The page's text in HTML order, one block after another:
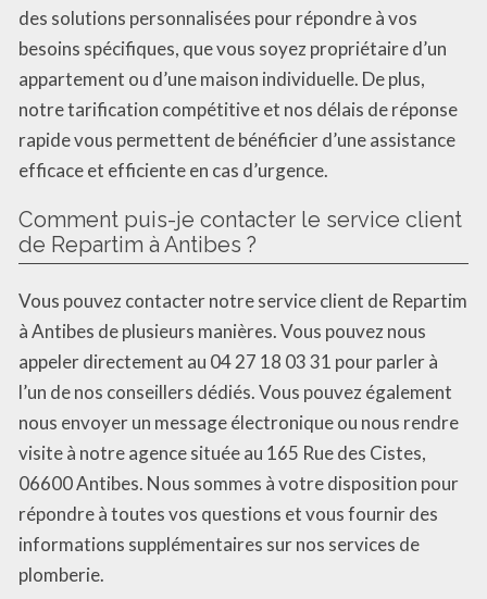
des solutions personnalisées pour répondre à vos
besoins spécifiques, que vous soyez propriétaire d’un
appartement ou d’une maison individuelle. De plus,
notre tarification compétitive et nos délais de réponse
rapide vous permettent de bénéficier d’une assistance
efficace et efficiente en cas d’urgence.
Comment puis-je contacter le service client
de Repartim à Antibes ?
Vous pouvez contacter notre service client de Repartim
à Antibes de plusieurs manières. Vous pouvez nous
appeler directement au 04 27 18 03 31 pour parler à
l’un de nos conseillers dédiés. Vous pouvez également
nous envoyer un message électronique ou nous rendre
visite à notre agence située au 165 Rue des Cistes,
06600 Antibes. Nous sommes à votre disposition pour
répondre à toutes vos questions et vous fournir des
informations supplémentaires sur nos services de
plomberie.